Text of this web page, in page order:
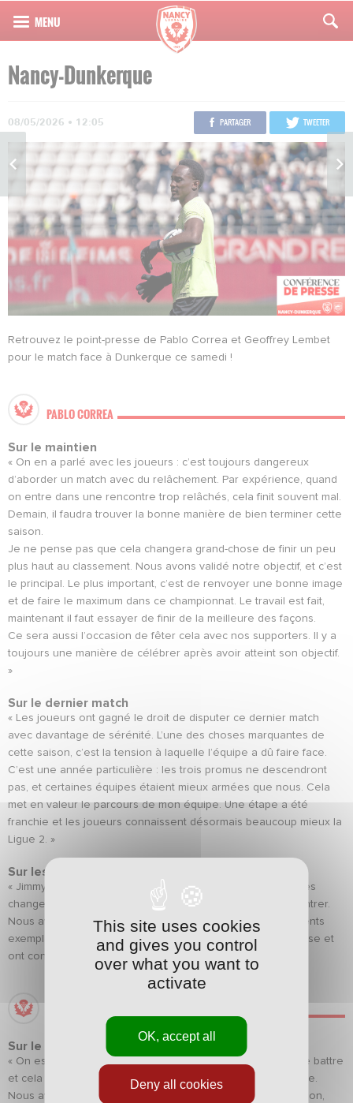
Nancy-Dunkerque
08/05/2026 • 12:05 PARTAGER TWEETER
Retrouvez le point-presse de Pablo Correa et Geoffrey Lembet
pour le match face à Dunkerque ce samedi !
PABLO CORREA
Sur le maintien
« On en a parlé avec les joueurs : c’est toujours dangereux
d’aborder un match avec du relâchement. Par expérience, quand
on entre dans une rencontre trop relâchés, cela finit souvent mal.
Demain, il faudra trouver la bonne manière de bien terminer cette
saison.
Je ne pense pas que cela changera grand-chose de finir un peu
plus haut au classement. Nous avons validé notre objectif, et c’est
le principal. Le plus important, c’est de renvoyer une bonne image
et de faire le maximum dans ce championnat. Le travail est fait,
maintenant il faut essayer de finir de la meilleure des façons.
Ce sera aussi l’occasion de fêter cela avec nos supporters. Il y a
toujours une manière de célébrer après avoir atteint son objectif.
»
Sur le dernier match
« Les joueurs ont gagné le droit de disputer ce dernier match
avec davantage de sérénité. L’une des choses marquantes de
cette saison, c’est la tension à laquelle l’équipe a dû faire face.
C’est une année particulière : les trois promus ne descendront
pas, et certaines équipes étaient mieux armées que nous. Cela
met en valeur le parcours de mon équipe. Une étape a été
franchie et les joueurs connaissent désormais beaucoup mieux la
Ligue 2. »
Sur les changements à venir
« Jimmy et Bouriaud sont suspendus, donc il y aura quelques
changements. Cela permettra à certains joueurs de se montrer.
Nous avons aussi envie de remercier certains comportements
exemplaires. Des joueurs ont eu une attitude très valeureuse et
ont contribué à cette saison. »
GEOFFREY LEMBET
Sur le maintien
« On est ravis parce que cela n’a pas été simple. Il a fallu se battre
et cela a été un vrai travail collectif. La mission est accomplie.
Nous avons réussi à assurer le maintien avant la fin de saison,
This site uses cookies
and gives you control
over what you want to
activate
OK, accept all
Deny all cookies